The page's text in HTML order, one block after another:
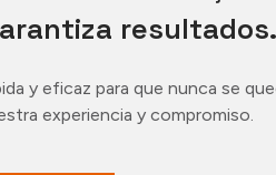
resultados.
y eficaz para que nunca se
experiencia y compromiso.